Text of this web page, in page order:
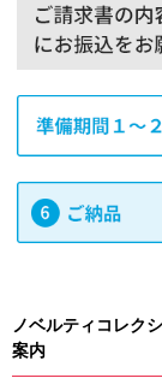
ノベルティコレク
案内